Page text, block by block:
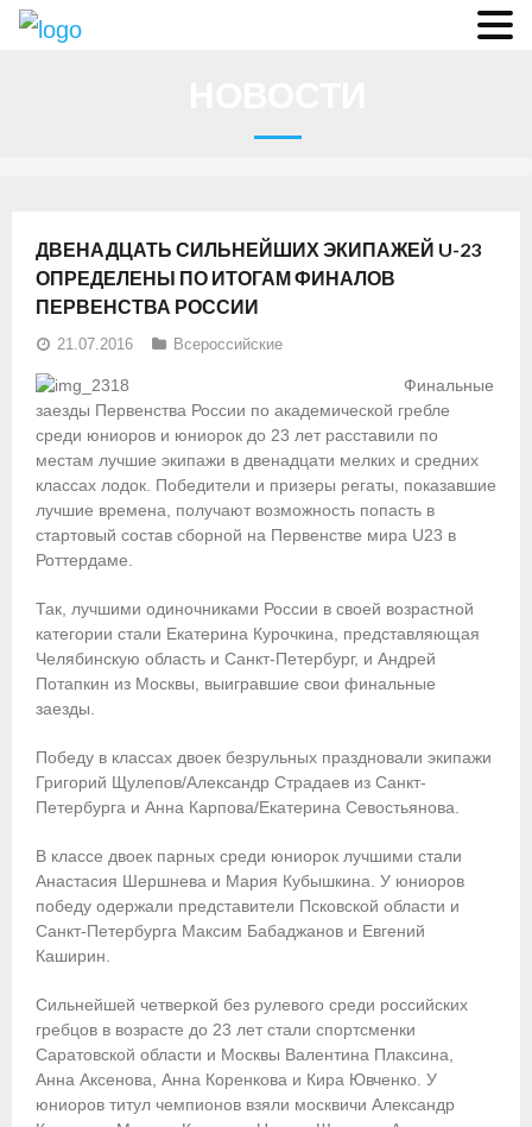
О гребле
- История гребли
- Президиум
Новости
Регламенты и результаты
Приобретение спортивной страховки
Документы
- Архив документов
- Нормативные документы
- Подготовка спортивного резерва
- Правила гребного спорта
Организации
Персоналии
- Документы
- Контакты
- Информация для спортсменов и персонала
ДВЕНАДЦАТЬ СИЛЬНЕЙШИХ ЭКИПАЖЕЙ U-23
ОПРЕДЕЛЕНЫ ПО ИТОГАМ ФИНАЛОВ
ПЕРВЕНСТВА РОССИИ
21.07.2016 Всероссийские
Финальные
заезды Первенства России по академической гребле
среди юниоров и юниорок до 23 лет расставили по
местам лучшие экипажи в двенадцати мелких и средних
классах лодок. Победители и призеры регаты, показавшие
лучшие времена, получают возможность попасть в
стартовый состав сборной на Первенстве мира U23 в
Роттердаме.
Так, лучшими одиночниками России в своей возрастной
категории стали Екатерина Курочкина, представляющая
Челябинскую область и Санкт-Петербург, и Андрей
Потапкин из Москвы, выигравшие свои финальные
заезды.
Победу в классах двоек безрульных праздновали экипажи
Григорий Щулепов/Александр Страдаев из Санкт-
Петербурга и Анна Карпова/Екатерина Севостьянова.
В классе двоек парных среди юниорок лучшими стали
Анастасия Шершнева и Мария Кубышкина. У юниоров
победу одержали представители Псковской области и
Санкт-Петербурга Максим Бабаджанов и Евгений
Каширин.
Сильнейшей четверкой без рулевого среди российских
гребцов в возрасте до 23 лет стали спортсменки
Саратовской области и Москвы Валентина Плаксина,
Анна Аксенова, Анна Коренкова и Кира Ювченко. У
юниоров титул чемпионов взяли москвичи Александр